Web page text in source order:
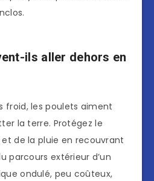
ils aller dehors en
froid, les poulets aiment
la terre. Protégez le
de la pluie en recouvrant
parcours extérieur d’un
ondulé, peu coûteux,